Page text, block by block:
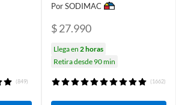
(849)
Por SODIMAC
$ 27.990
Llega en 2 horas
Retira desde 90 min
(1662)